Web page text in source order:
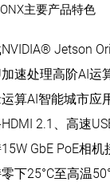
主要产品特色
Jetson
加速处理高阶AI运
算AI智能城市应
2.1、高速
GbE PoE相机
下25°C至高温